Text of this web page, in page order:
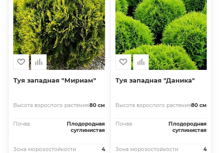
Туя западная "Мириам"
Высота взрослого растения80 см
Почва
Плодородная
суглинистая
Зона морозостойкости 4
Туя западная "Даника"
Высота взрослого растения80 см
Почва
Плодородная
суглинистая
Зона морозостойкости 4